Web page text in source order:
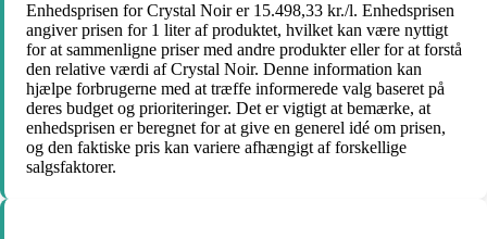
Enhedsprisen for Crystal Noir er 15.498,33 kr./l. Enhedsprisen
angiver prisen for 1 liter af produktet, hvilket kan være nyttigt
for at sammenligne priser med andre produkter eller for at forstå
den relative værdi af Crystal Noir. Denne information kan
hjælpe forbrugerne med at træffe informerede valg baseret på
deres budget og prioriteringer. Det er vigtigt at bemærke, at
enhedsprisen er beregnet for at give en generel idé om prisen,
og den faktiske pris kan variere afhængigt af forskellige
salgsfaktorer.